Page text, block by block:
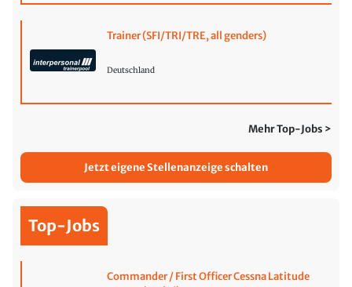
Trainer (SFI/TRI/TRE, all genders)
Deutschland
Mehr Top-Jobs >
Jetzt eigene Stellenanzeige schalten
Top-Jobs
Commander / First Officer Cessna Latitude